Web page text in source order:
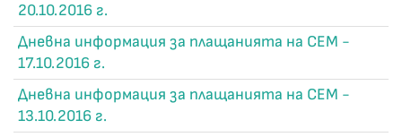
20.10.2016 г.
Дневна информация за плащанията на СЕМ -
17.10.2016 г.
Дневна информация за плащанията на СЕМ -
13.10.2016 г.